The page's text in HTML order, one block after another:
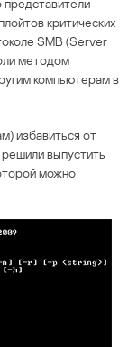
критических
SMB (Server
методом
компьютерам в
избавиться от
выпустить
можно